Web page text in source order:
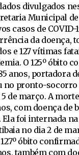
divulgados
Municipal de
casos de COVID-
da doença,
e 127 vítimas
O 125º óbito
anos, portadora
no pronto-socorro
de março. A
com doença de
foi internada
no dia 2 de
óbito
também com